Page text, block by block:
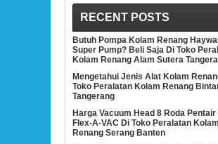
RECENT POSTS
Butuh Pompa Kolam Renang
Super Pump? Beli Saja Di Toko
Kolam Renang Alam Sutera
Mengetahui Jenis Alat Kolam
Toko Peralatan Kolam Renang
Tangerang
Harga Vacuum Head 8 Roda Pentair
Flex-A-VAC Di Toko Peralatan Kolam
Renang Serang Banten